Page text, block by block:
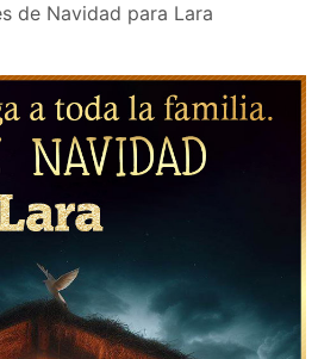
de Navidad para Lara